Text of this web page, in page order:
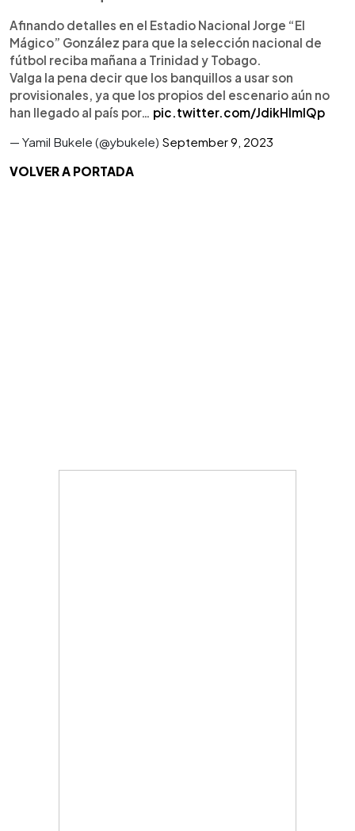
Afinando detalles en el Estadio Nacional Jorge “El
Mágico” González para que la selección nacional de
fútbol reciba mañana a Trinidad y Tobago.
Valga la pena decir que los banquillos a usar son
provisionales, ya que los propios del escenario aún no
han llegado al país por… pic.twitter.com/JdikHImlQp
— Yamil Bukele (@ybukele) September 9, 2023
VOLVER A PORTADA